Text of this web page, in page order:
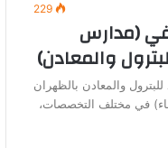
229
في (مدارس
والمعادن)
والمعادن بالظهران
في مختلف التخصصات،